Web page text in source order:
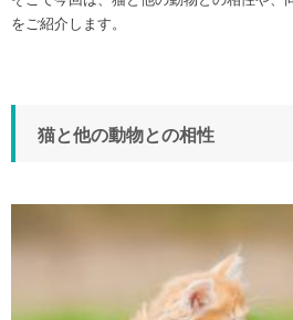
をご紹介します。
猫と他の動物との相性